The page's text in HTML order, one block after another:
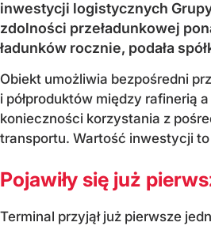
inwestycji logistycznych
zdolności przeładunkowej
ładunków rocznie, podała
Obiekt umożliwia bezpośredni
i półproduktów między rafinerią
konieczności korzystania z
transportu. Wartość inwestycji to
Pojawiły się już
Terminal przyjął już pierwsze